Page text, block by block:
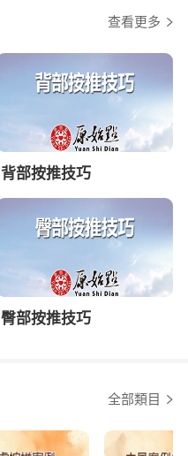
查看更多
背部按推技巧
臀部按推技巧
全部類目